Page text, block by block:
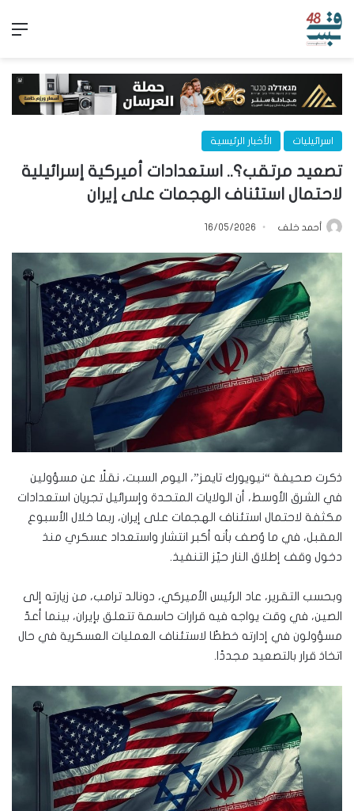
اسرائيليات الأخبار الرئيسية
تصعيد مرتقب؟.. استعدادات أميركية إسرائيلية
لاحتمال استئناف الهجمات على إيران
أحمد خلف 16/05/2026
ذكرت صحيفة “نيويورك تايمز”، اليوم السبت، نقلًا عن مسؤولين
في الشرق الأوسط، أن الولايات المتحدة وإسرائيل تجريان استعدادات
مكثفة لاحتمال استئناف الهجمات على إيران، ربما خلال الأسبوع
المقبل، في ما وُصف بأنه أكبر انتشار واستعداد عسكري منذ
دخول وقف إطلاق النار حيّز التنفيذ.
وبحسب التقرير، عاد الرئيس الأميركي، دونالد ترامب، من زيارته إلى
الصين، في وقت يواجه فيه قرارات حاسمة تتعلق بإيران، بينما أعدّ
مسؤولون في إدارته خططًا لاستئناف العمليات العسكرية في حال
اتخاذ قرار بالتصعيد مجددًا.